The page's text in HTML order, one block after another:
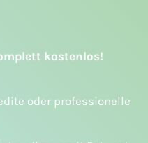
kostenlos!
oder professionelle